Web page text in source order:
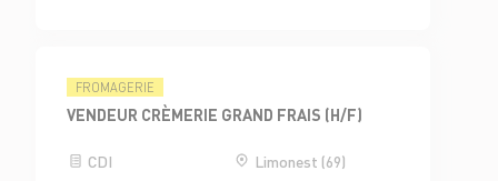
FROMAGERIE
VENDEUR CRÈMERIE GRAND FRAIS (H/F)
CDI Limonest (69)